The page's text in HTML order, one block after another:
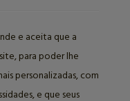
e aceita que a
para poder lhe
personalizadas, com
e que seus